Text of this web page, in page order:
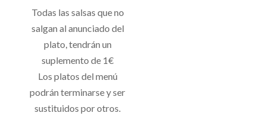
Todas las salsas que no
salgan al anunciado del
plato, tendrán un
suplemento de 1€
Los platos del menú
podrán terminarse y ser
sustituidos por otros.